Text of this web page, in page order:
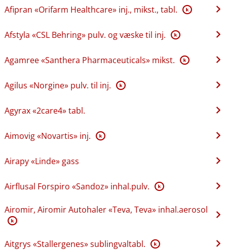
Afipran «Orifarm Healthcare» inj., mikst., tabl. K
Afstyla «CSL Behring» pulv. og væske til inj. K
Agamree «Santhera Pharmaceuticals» mikst. K
Agilus «Norgine» pulv. til inj. K
Agyrax «2care4» tabl.
Aimovig «Novartis» inj. K
Airapy «Linde» gass
Airflusal Forspiro «Sandoz» inhal.pulv. K
Airomir, Airomir Autohaler «Teva, Teva» inhal.aerosol
K
Aitgrys «Stallergenes» sublingvaltabl. K